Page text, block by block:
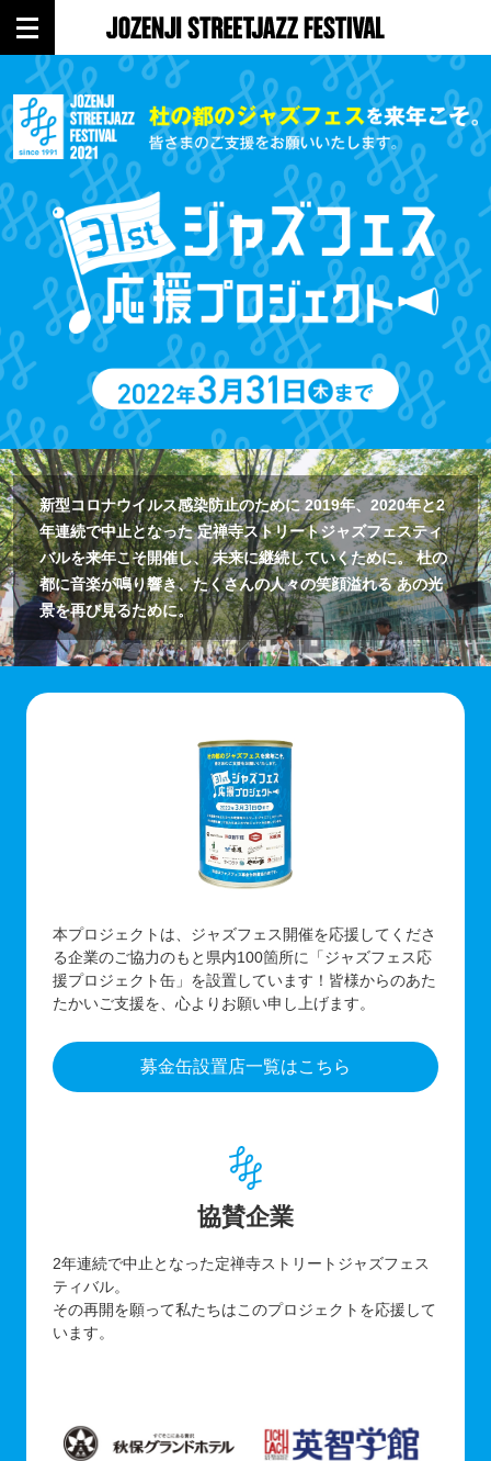
新型コロナウイルス感染防止のために2019年、2020年と2
年連続で中止となった定禅寺ストリートジャズフェスティ
バルを来年こそ開催し、未来に継続していくために。杜の
都に音楽が鳴り響き、たくさんの人々の笑顔溢れるあの光
景を再び見るために。
本プロジェクトは、ジャズフェス開催を応援してくださ
る企業のご協力のもと県内100箇所に「ジャズフェス応
援プロジェクト缶」を設置しています！皆様からのあた
たかいご支援を、心よりお願い申し上げます。
募金缶設置店一覧はこちら
協賛企業
2年連続で中止となった定禅寺ストリートジャズフェス
ティバル。
その再開を願って私たちはこのプロジェクトを応援して
います。